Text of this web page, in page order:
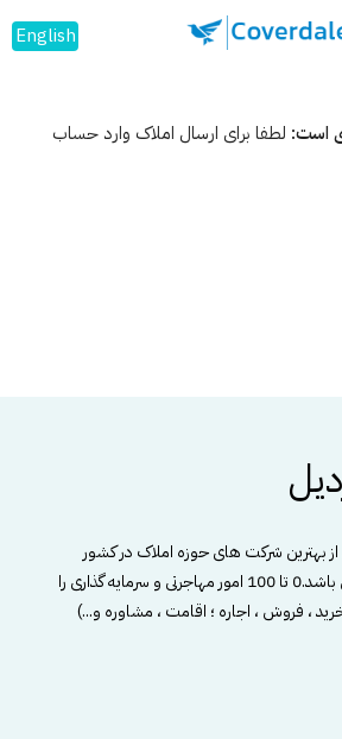
English
است: لطفا برای ارسال املاک وارد حساب
بهترین شرکت های حوزه املاک در کشور
امارات متحده عربی می باشد.0 تا 100 امور مهاجرتی و سرمایه گذاری را
، فروش ، اجاره ؛ اقامت ، مشاوره و...)